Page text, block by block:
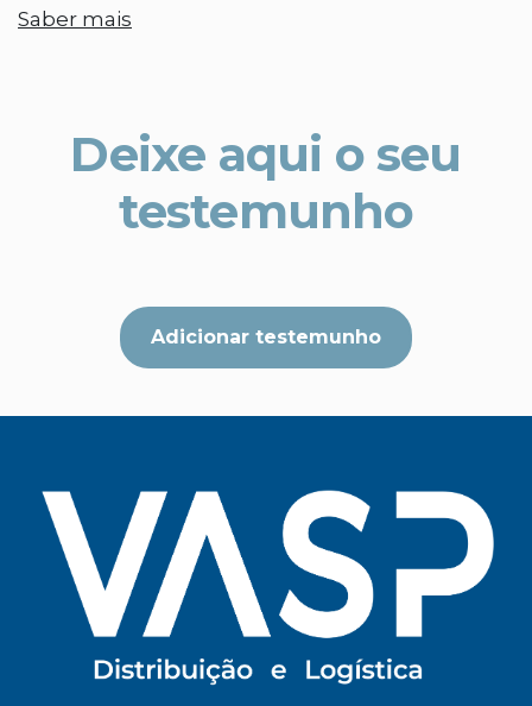
Saber mais
Deixe aqui o seu
testemunho
Adicionar testemunho